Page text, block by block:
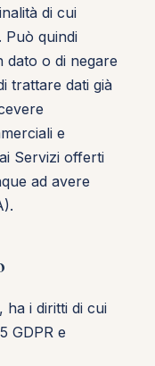
di cui
Può quindi
dato o di negare
trattare dati già
e
Servizi offerti
ad avere
ha i diritti di cui
GDPR e